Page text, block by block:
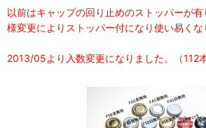
以前はキャップの回り止めのストッパーが
様変更によりストッパー付になり使い易くな
2013/05より入数変更になりました。（112